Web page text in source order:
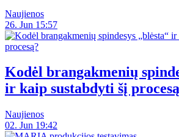
Naujienos
26. Jun 15:57
Kodėl brangakmenių
ir kaip sustabdyti šį
Naujienos
02. Jun 19:42